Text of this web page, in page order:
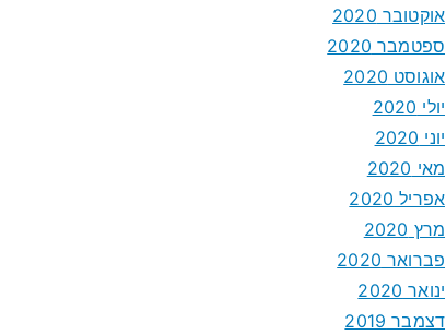
אוקטובר 2020
ספטמבר 2020
אוגוסט 2020
יולי 2020
יוני 2020
מאי 2020
אפריל 2020
מרץ 2020
פברואר 2020
ינואר 2020
דצמבר 2019